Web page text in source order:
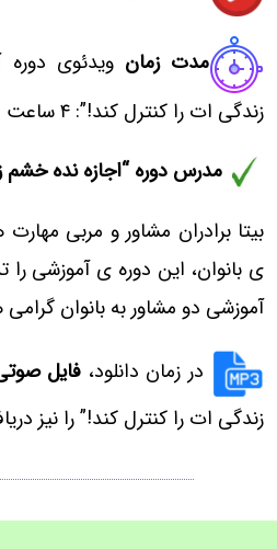
مدت زمان ویدئوی
زندگی ات را کنترل کند!”: ۴ ساعت
مدرس دوره “اجازه نده خشم
بیتا برادران مشاور و مربی
ی بانوان، این دوره ی آموزشی
آموزشی دو مشاور به بانوان
در زمان دانلود،فایل
زندگی ات را کنترل کند!” را نیز